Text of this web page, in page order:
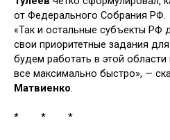
от Федерального Собрания РФ.
«Так и остальные субъекты РФ
свои приоритетные задания
будем работать в этой
все максимально быстро», —
Матвиенко.
* * *